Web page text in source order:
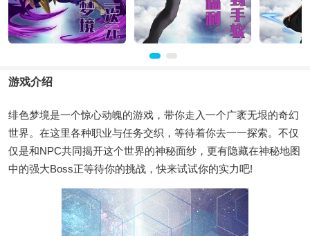
游戏介绍
绯色梦境是一个惊心动魄的游戏，带你走入一个广袤无垠的奇幻
世界。在这里各种职业与任务交织，等待着你去一一探索。不仅
仅是和NPC共同揭开这个世界的神秘面纱，更有隐藏在神秘地图
中的强大Boss正等待你的挑战，快来试试你的实力吧!